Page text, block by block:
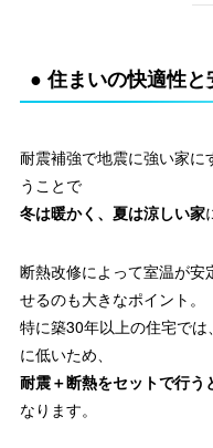
● 住まいの快適性
耐震補強で地震に強い家
うことで
冬は暖かく、夏は涼しい家
断熱改修によって室温が安
せるのも大きなポイント。
特に築30年以上の住宅で
に低いため、
耐震＋断熱をセットで行う
なります。